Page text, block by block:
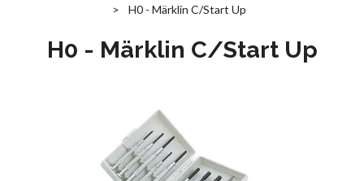
H0 - Märklin C/Start Up
H0 - Märklin C/Start Up